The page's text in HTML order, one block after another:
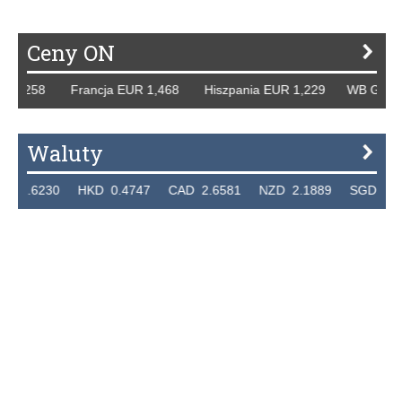
Ceny ON
Francja EUR 1,468 Hiszpania EUR 1,229 WB GBP
Waluty
HKD 0.4747 CAD 2.6581 NZD 2.1889 SGD